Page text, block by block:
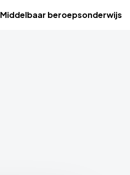
Middelbaar beroepsonderwijs